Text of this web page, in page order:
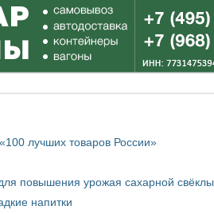
лучших товаров России»
повышения урожая сахарной свёклы
напитки